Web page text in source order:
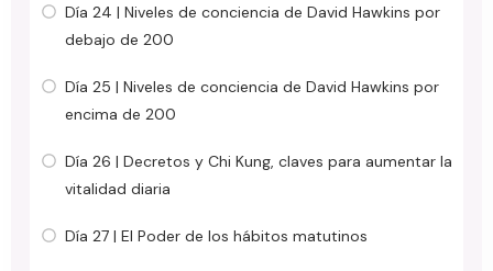
Día 24 | Niveles de conciencia de David Hawkins por
debajo de 200
Día 25 | Niveles de conciencia de David Hawkins por
encima de 200
Día 26 | Decretos y Chi Kung, claves para aumentar la
vitalidad diaria
Día 27 | El Poder de los hábitos matutinos